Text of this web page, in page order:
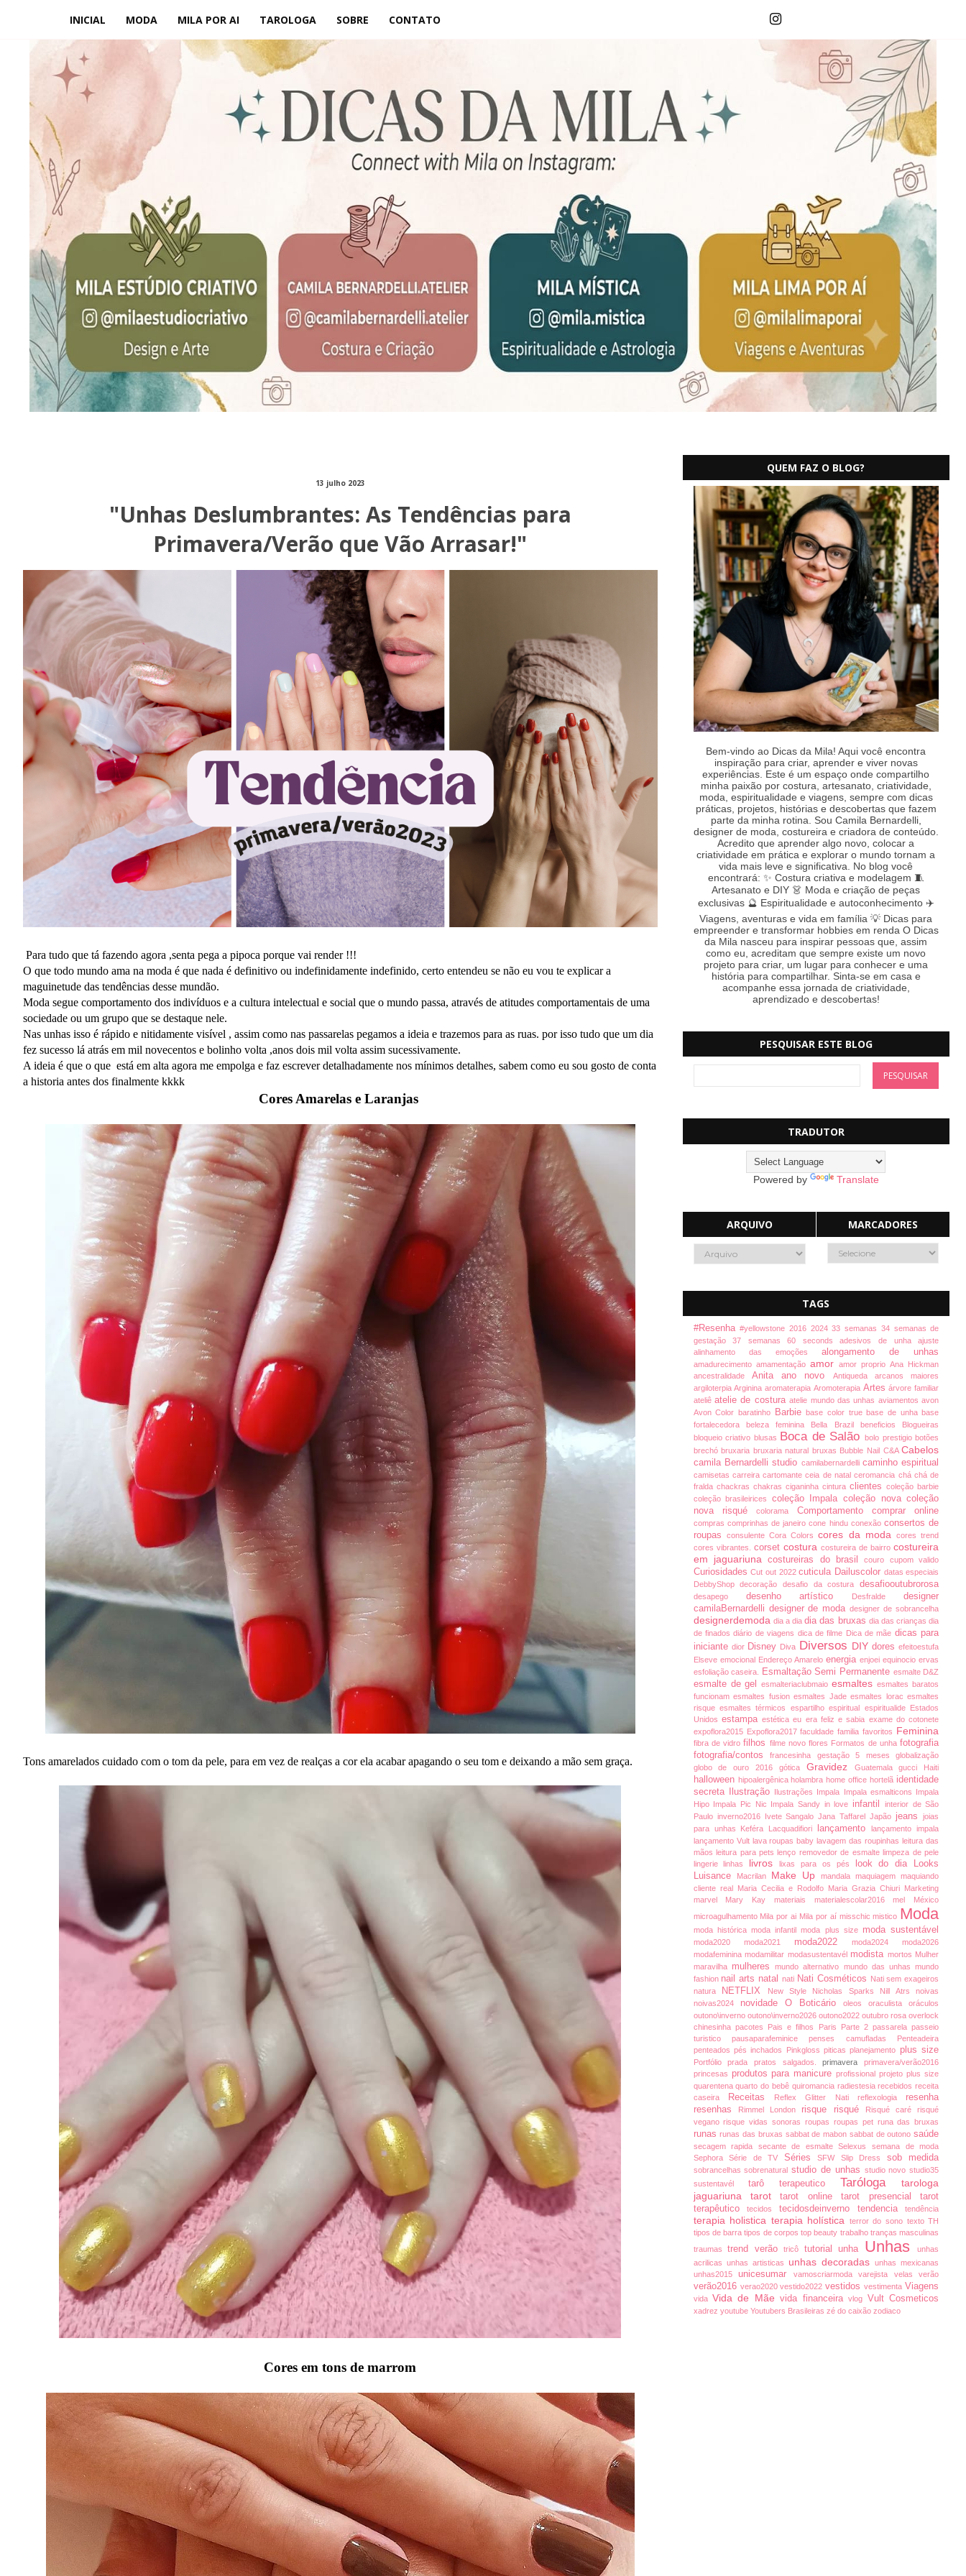
INICIAL MODA MILA POR AI TAROLOGA SOBRE CONTATO
13 julho 2023
"Unhas Deslumbrantes: As Tendências para
Primavera/Verão que Vão Arrasar!"
Para tudo que tá fazendo agora ,senta pega a pipoca porque vai render !!!
O que todo mundo ama na moda é que nada é definitivo ou indefinidamente indefinido, certo entendeu se não eu vou te explicar a
maguinetude das tendências desse mundão.
Moda segue comportamento dos indivíduos e a cultura intelectual e social que o mundo passa, através de atitudes comportamentais de uma
sociedade ou um grupo que se destaque nele.
Nas unhas isso é rápido e nitidamente visível , assim como nas passarelas pegamos a ideia e trazemos para as ruas. por isso tudo que um dia
fez sucesso lá atrás em mil novecentos e bolinho volta ,anos dois mil volta assim sucessivamente.
A ideia é que o que está em alta agora me empolga e faz escrever detalhadamente nos mínimos detalhes, sabem como eu sou gosto de conta
a historia antes dos finalmente kkkk
Cores Amarelas e Laranjas
Tons amarelados cuidado com o tom da pele, para em vez de realças a cor ela acabar apagando o seu tom e deixando a mão sem graça.
Cores em tons de marrom
QUEM FAZ O BLOG?
Bem-vindo ao Dicas da Mila! Aqui você encontra
inspiração para criar, aprender e viver novas
experiências. Este é um espaço onde compartilho
minha paixão por costura, artesanato, criatividade,
moda, espiritualidade e viagens, sempre com dicas
práticas, projetos, histórias e descobertas que fazem
parte da minha rotina. Sou Camila Bernardelli,
designer de moda, costureira e criadora de conteúdo.
Acredito que aprender algo novo, colocar a
criatividade em prática e explorar o mundo tornam a
vida mais leve e significativa. No blog você
encontrará: ✨ Costura criativa e modelagem 🧵
Artesanato e DIY 👗 Moda e criação de peças
exclusivas 🔮 Espiritualidade e autoconhecimento ✈️
Viagens, aventuras e vida em família 💡 Dicas para
empreender e transformar hobbies em renda O Dicas
da Mila nasceu para inspirar pessoas que, assim
como eu, acreditam que sempre existe um novo
projeto para criar, um lugar para conhecer e uma
história para compartilhar. Sinta-se em casa e
acompanhe essa jornada de criatividade,
aprendizado e descobertas!
PESQUISAR ESTE BLOG
TRADUTOR
Powered by Translate
ARQUIVO MARCADORES
TAGS
#Resenha#yellowstone 2016 202433 semanas 34 semanas de
gestação37 semanas60 secondsadesivos de unhaajuste
alinhamento das emoções alongamento de unhas
amadurecimento amamentação amor amor proprioAna Hickman
ancestralidade Anitaano novo Antiqueda arcanos maiores
argiloterpiaArgininaaromaterapia Aromoterapia Artesárvore familiar
ateliê atelie de costuraatelie mundo das unhas aviamentosavon
Avon Color baratinho Barbiebase color truebase de unhabase
fortalecedora beleza feminina Bella Brazil beneficios Blogueiras
bloqueio criativo blusas Boca de Salãobolo prestigiobotões
brechóbruxaria bruxaria natural bruxas Bubble Nail C&ACabelos
camila Bernardelli studio camilabernardelli caminho espiritual
camisetas carreiracartomanteceia de natalceromancia chá chá de
fralda chackras chakras ciganinha cinturaclientescoleção barbie
coleção brasileirices coleção Impala coleção novacoleção
nova risquécolorama Comportamento comprar online
compras comprinhas de janeirocone hindu conexãoconsertos de
roupas
consulente Cora Colorscores da modacores trend
cores vibrantes. corset costura costureira de bairrocostureira
em jaguariunacostureiras do brasilcouro cupom valido
CuriosidadesCut out 2022cuticula Dailuscolor datas especiais
DebbyShopdecoraçãodesafio da costuradesafiooutubrorosa
desapego desenho artístico Desfraldedesigner
camilaBernardelli designer de modadesigner de sobrancelha
designerdemoda dia a diadia das bruxas dia das criançasdia
de finadosdiário de viagens dica de filme Dica de mãe dicas para
iniciante dior Disney Diva Diversos DIY doresefeitoestufa
Elseve emocional Endereço Amarelo energiaenjoeiequinocioervas
esfoliação caseira.
Esmaltação Semi Permanente esmalte D&Z
esmalte de gelesmalteriaclubmaioesmaltesesmaltes baratos
funcionamesmaltes fusionesmaltes Jadeesmaltes loracesmaltes
risqueesmaltes térmicos espartilhoespiritual espiritualide Estados
Unidos estampaestéticaeu era feliz e sabia exame do cotonete
expoflora2015 Expoflora2017faculdadefamiliafavoritos Feminina
fibra de vidrofilhos filme novoflores Formatos de unhafotografia
fotografia/contosfrancesinha gestação 5 mesesglobalização
globo de ouro 2016 gótica Gravidez Guatemalagucci Haiti
halloween hipoalergênicaholambrahome officehortelã identidade
secreta
Ilustração Ilustrações Impala Impala esmalticons Impala
Hipo Impala Pic Nic Impala Sandy in love infantil interior de São
Paulo inverno2016 Ivete SangaloJana TaffarelJapão jeansjoias
para unhas Keféra Lacquadifiori lançamentolançamento impala
lançamento Vult lava roupas babylavagem das roupinhasleitura das
mãosleitura para petslenço removedor de esmaltelimpeza de pele
lingerielinhas livroslixas para os pés look do dia
Looks
Luisance
Macrilan Make Upmandalamaquiagemmaquiando
cliente real Maria Cecilia e Rodolfo Maria Grazia Chiuri Marketing
marvel Mary Kay materiais materialescolar2016mel México
microagulhamento Mila por ai Mila por aí misschicmistico Moda
moda histórica moda infantilmoda plus size moda sustentável
moda2020 moda2021 moda2022moda2024moda2026
modafemininamodamilitar modasustentavél modista mortos Mulher
maravilha mulheresmundo alternativo mundo das unhasmundo
fashion nail arts natal nati Nati Cosméticos Nati sem exageiros
natura
NETFLIX New Style Nicholas Sparks Nill Atrsnoivas
noivas2024
novidade O Boticáriooleosoraculistaoráculos
outono\inverno outono\inverno2026 outono2022 outubro rosaoverlock
chinesinha pacotes Pais e filhos Paris Parte 2passarelapasseio
turistico pausaparafeminicepenses camufladas Penteadeira
penteados pés inchados Pinkglosspiticasplanejamento plus size
Portfóliopradapratos salgados.primaveraprimavera/verão2016
princesas produtos para manicureprofissionalprojeto plus size
quarentenaquarto do bebê quiromancia radiestesiarecebidosreceita
caseira
Receitas Reflex Glitter Nati reflexologia resenha
resenhas
Rimmel London risque risqué Risqué carérisqué
veganorisque vidas sonoras roupas roupas pet runa das bruxas
runasrunas das bruxas sabbat de mabon sabbat de outonosaúde
secagem rapida secante de esmalteSelexussemana de moda
SephoraSérie de TV SériesSFW Slip Dress sob medida
sobrancelhassobrenaturalstudio de unhas studio novostudio35
sustentavél tarô terapeutico Tarólogatarologa
jaguariunatarottarot onlinetarot presencialtarot
terapêuticotecidos tecidosdeinverno tendenciatendência
terapia holistica terapia holística terror do sono textoTH
tipos de barratipos de corpostop beauty trabalho tranças masculinas
traumastrend verãotricô tutorialunha Unhasunhas
acrilicas unhas artisticas unhas decoradasunhas mexicanas
unhas2015unicesumar vamoscriarmodavarejista velasverão
verão2016 verao2020vestido2022vestidosvestimentaViagens
vidaVida de Mãevida financeiravlog Vult Cosmeticos
xadrez youtube Youtubers Brasileiras zé do caixão zodiaco